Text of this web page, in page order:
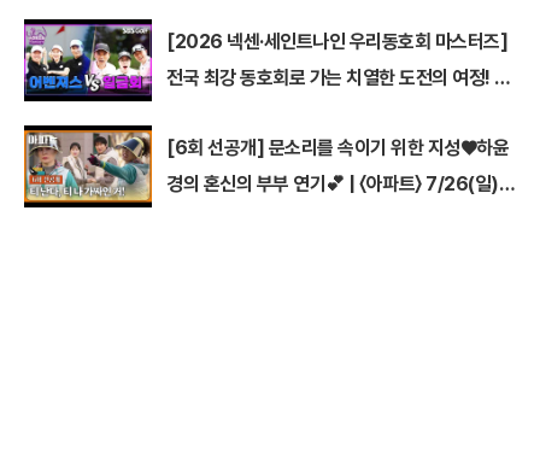
[2026 넥센·세인트나인 우리동호회 마스터즈]
전국 최강 동호회로 가는 치열한 도전의 여정! 파
[6회 선공개] 문소리를 속이기 위한 지성♥하윤
경의 혼신의 부부 연기💕 | 〈아파트〉 7/26(일)